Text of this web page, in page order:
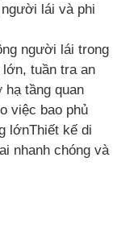
lái và phi
người lái trong
tuần tra an
hạ tầng quan
việc bao phủ
lớnThiết kế di
nhanh chóng và